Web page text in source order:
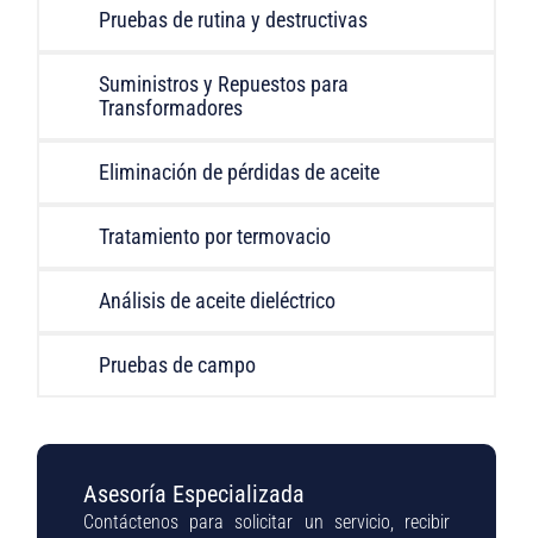
Pruebas de rutina y destructivas
Suministros y Repuestos para
Transformadores
Eliminación de pérdidas de aceite
Tratamiento por termovacio
Análisis de aceite dieléctrico
Pruebas de campo
Asesoría Especializada
Contáctenos para solicitar un servicio, recibir